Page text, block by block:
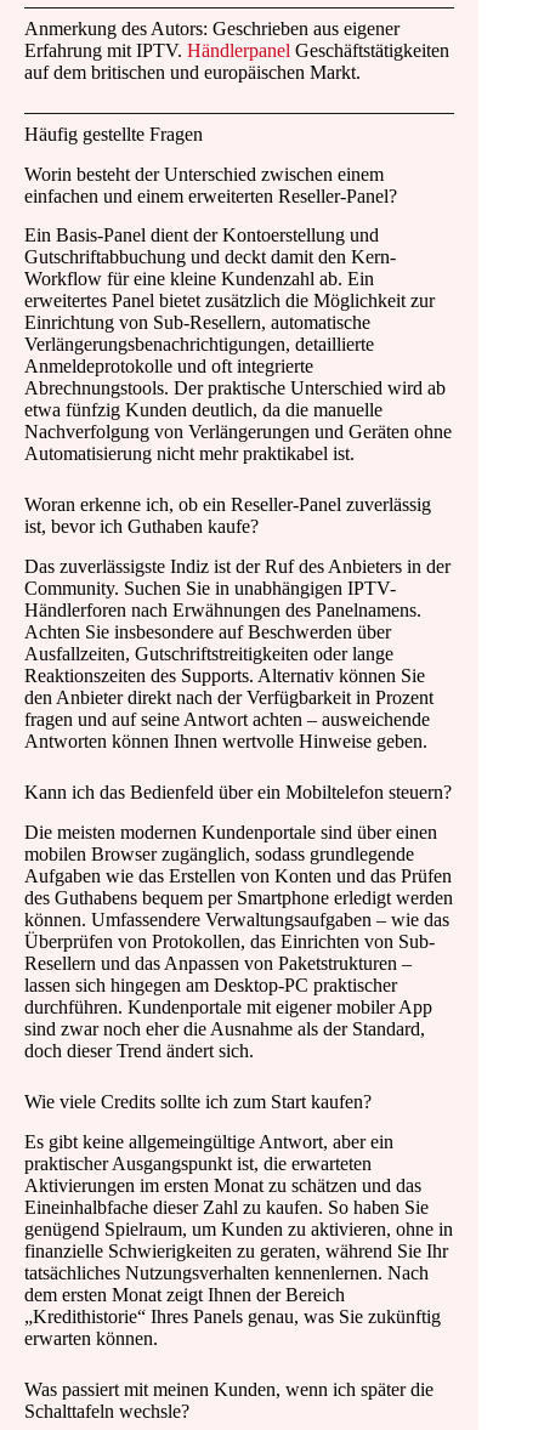
Anmerkung des Autors: Geschrieben aus eigener
Erfahrung mit IPTV. Händlerpanel Geschäftstätigkeiten
auf dem britischen und europäischen Markt.
Häufig gestellte Fragen
Worin besteht der Unterschied zwischen einem
einfachen und einem erweiterten Reseller-Panel?
Ein Basis-Panel dient der Kontoerstellung und
Gutschriftabbuchung und deckt damit den Kern-
Workflow für eine kleine Kundenzahl ab. Ein
erweitertes Panel bietet zusätzlich die Möglichkeit zur
Einrichtung von Sub-Resellern, automatische
Verlängerungsbenachrichtigungen, detaillierte
Anmeldeprotokolle und oft integrierte
Abrechnungstools. Der praktische Unterschied wird ab
etwa fünfzig Kunden deutlich, da die manuelle
Nachverfolgung von Verlängerungen und Geräten ohne
Automatisierung nicht mehr praktikabel ist.
Woran erkenne ich, ob ein Reseller-Panel zuverlässig
ist, bevor ich Guthaben kaufe?
Das zuverlässigste Indiz ist der Ruf des Anbieters in der
Community. Suchen Sie in unabhängigen IPTV-
Händlerforen nach Erwähnungen des Panelnamens.
Achten Sie insbesondere auf Beschwerden über
Ausfallzeiten, Gutschriftstreitigkeiten oder lange
Reaktionszeiten des Supports. Alternativ können Sie
den Anbieter direkt nach der Verfügbarkeit in Prozent
fragen und auf seine Antwort achten – ausweichende
Antworten können Ihnen wertvolle Hinweise geben.
Kann ich das Bedienfeld über ein Mobiltelefon steuern?
Die meisten modernen Kundenportale sind über einen
mobilen Browser zugänglich, sodass grundlegende
Aufgaben wie das Erstellen von Konten und das Prüfen
des Guthabens bequem per Smartphone erledigt werden
können. Umfassendere Verwaltungsaufgaben – wie das
Überprüfen von Protokollen, das Einrichten von Sub-
Resellern und das Anpassen von Paketstrukturen –
lassen sich hingegen am Desktop-PC praktischer
durchführen. Kundenportale mit eigener mobiler App
sind zwar noch eher die Ausnahme als der Standard,
doch dieser Trend ändert sich.
Wie viele Credits sollte ich zum Start kaufen?
Es gibt keine allgemeingültige Antwort, aber ein
praktischer Ausgangspunkt ist, die erwarteten
Aktivierungen im ersten Monat zu schätzen und das
Eineinhalbfache dieser Zahl zu kaufen. So haben Sie
genügend Spielraum, um Kunden zu aktivieren, ohne in
finanzielle Schwierigkeiten zu geraten, während Sie Ihr
tatsächliches Nutzungsverhalten kennenlernen. Nach
dem ersten Monat zeigt Ihnen der Bereich
„Kredithistorie“ Ihres Panels genau, was Sie zukünftig
erwarten können.
Was passiert mit meinen Kunden, wenn ich später die
Schalttafeln wechsle?